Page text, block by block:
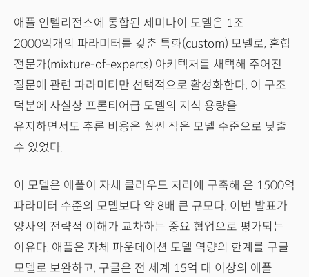
애플 인텔리전스에 통합된 제미나이 모델은 1조
2000억개의 파라미터를 갖춘 특화(custom) 모델로, 혼합
전문가(mixture-of-experts) 아키텍처를 채택해 주어진
질문에 관련 파라미터만 선택적으로 활성화한다. 이 구조
덕분에 사실상 프론티어급 모델의 지식 용량을
유지하면서도 추론 비용은 훨씬 작은 모델 수준으로 낮출
수 있었다.
이 모델은 애플이 자체 클라우드 처리에 구축해 온 1500억
파라미터 수준의 모델보다 약 8배 큰 규모다. 이번 발표가
양사의 전략적 이해가 교차하는 중요 협업으로 평가되는
이유다. 애플은 자체 파운데이션 모델 역량의 한계를 구글
모델로 보완하고, 구글은 전 세계 15억 대 이상의 애플